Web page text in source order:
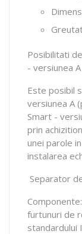
Posibilitati
- versiunea A
Este posibil
versiunea A
Smart -
prin
unei parole
instalarea
Separator
furtunuri de
standardului